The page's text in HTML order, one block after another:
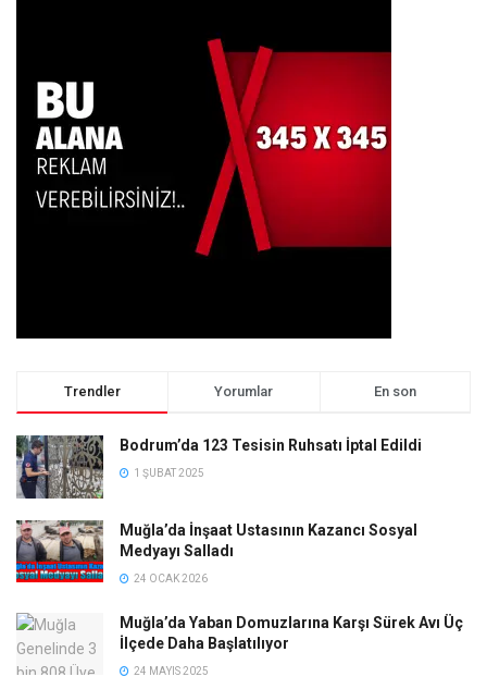
Trendler Yorumlar En son
Bodrum’da 123 Tesisin Ruhsatı İptal Edildi
1 ŞUBAT 2025
Muğla’da İnşaat Ustasının Kazancı Sosyal
Medyayı Salladı
24 OCAK 2026
Muğla’da Yaban Domuzlarına Karşı Sürek Avı Üç
İlçede Daha Başlatılıyor
24 MAYIS 2025